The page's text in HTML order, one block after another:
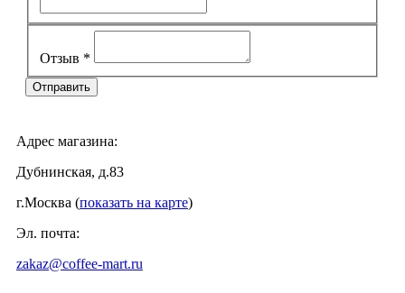
Отзыв *
Адрес магазина:
Дубнинская, д.83
г.Москва (показать на карте)
Эл. почта:
zakaz@coffee-mart.ru